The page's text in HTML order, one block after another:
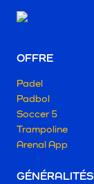
OFFRE
Padel
Padbol
Soccer 5
Trampoline
Arenal App
GÉNÉRALITÉS